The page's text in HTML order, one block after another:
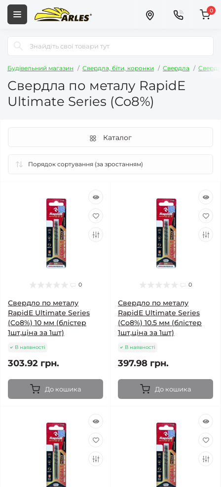
0
Будівельний магазин Свердла, біти, коронки Свердла
Свердла по металу RapidE
Ultimate Series (Co8%)
Каталог
0
Свердло по металу
RapidE Ultimate Series
(Co8%) 10 мм (блістер
1шт,ціна за 1шт)
В наявності
303.92 грн.
До кошика
0
Свердло по металу
RapidE Ultimate Series
(Co8%) 10.5 мм (блістер
1шт,ціна за 1шт)
В наявності
397.98 грн.
До кошика